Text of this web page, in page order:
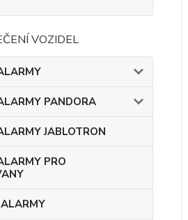
VOZIDEL
PANDORA
JABLOTRON
PRO